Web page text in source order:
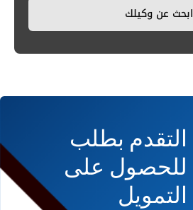
ابحث عن وكيلك
التقدم بطلب
للحصول على
التمويل